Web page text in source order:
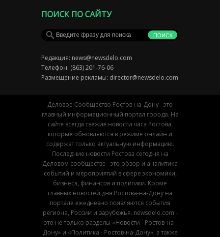
ПОИСК ПО САЙТУ
Редакция: news@newsdelo.com
Телефон: (863) 201-76-06
Размещение рекламы: director@newsdelo.com
Деловое Сообщество Ростов-на-Дону - это
главный информационный портал города. На
сайте всегда свежие новости часа Ростова,
которые обновляются в режиме онлайн и
содержат только актуальную информацию.
Последние новости Ростова сегодня на
Деловом сообществе - это обзор и аналитика
событий и мероприятий в сфере экономики,
бизнеса, финансов и политики. Кроме
главных новостей дня Ростова-на-Дону на
портале ежедневно появляются события
региона, России и зарубежья. newsdelo.com -
это не только разделы «Новости - Ростов-на-
Дону» и «Политика - Ростов-на-Дону», а также